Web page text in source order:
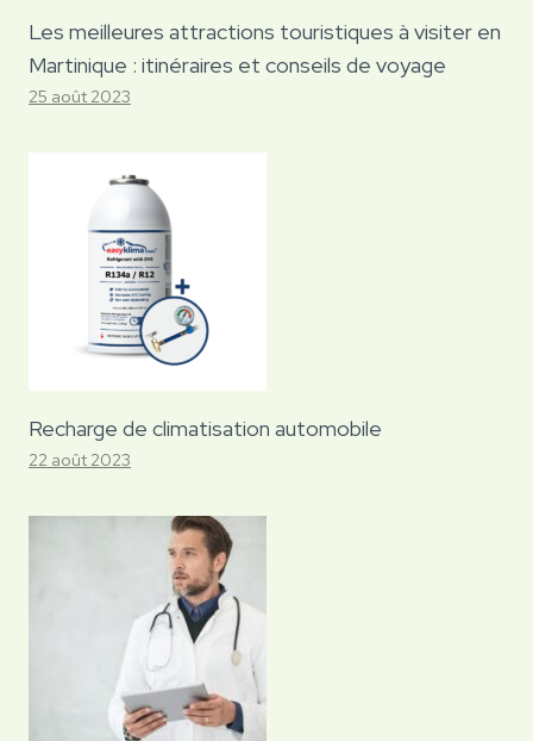
Les meilleures attractions touristiques à visiter en
Martinique : itinéraires et conseils de voyage
25 août 2023
Recharge de climatisation automobile
22 août 2023